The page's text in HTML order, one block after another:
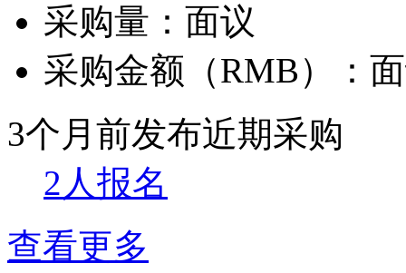
采购量： 面议
采购金额（RMB）：
3个月前发布近期采购
2人报名
查看更多